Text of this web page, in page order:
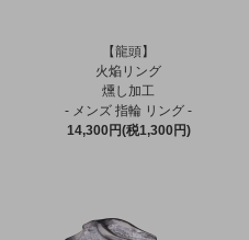
【龍頭】
火焔リング
燻し加工
- メンズ 指輪 リング -
14,300円(税1,300円)